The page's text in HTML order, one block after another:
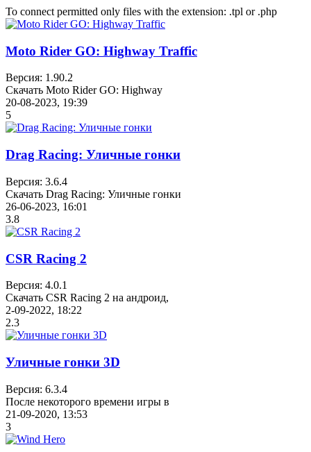
To connect permitted only files with the extension: .tpl or .php
Moto Rider GO: Highway Traffic
Версия: 1.90.2
Скачать Moto Rider GO: Highway
20-08-2023, 19:39
5
Drag Racing: Уличные гонки
Версия: 3.6.4
Скачать Drag Racing: Уличные гонки
26-06-2023, 16:01
3.8
CSR Racing 2
Версия: 4.0.1
Скачать CSR Racing 2 на андроид,
2-09-2022, 18:22
2.3
Уличные гонки 3D
Версия: 6.3.4
После некоторого времени игры в
21-09-2020, 13:53
3